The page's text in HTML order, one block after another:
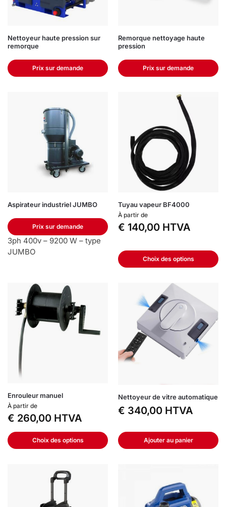
Nettoyeur haute pression sur
remorque
Prix sur demande
Remorque nettoyage haute
pression
Prix sur demande
Aspirateur industriel JUMBO
Prix sur demande
3ph 400v – 9200 W – type
JUMBO
Tuyau vapeur BF4000
À partir de
€ 140,00 HTVA
Choix des options
Enrouleur manuel
À partir de
€ 260,00 HTVA
Choix des options
Nettoyeur de vitre automatique
€ 340,00 HTVA
Ajouter au panier